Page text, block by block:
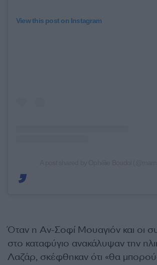
View this post on Instagram
Όταν η Αν-Σοφί Μουαγιόν και οι
στο καταφύγιο ανακάλυψαν την
Λαζάρ, σκέφθηκαν ότι «θα